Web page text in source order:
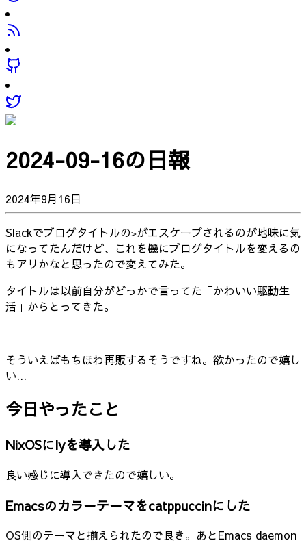
2024-09-16の日報
2024年9月16日
Slackでブログタイトルの>がエスケープされるのが地味に気
になってたんだけど、これを機にブログタイトルを変えるの
もアリかなと思ったので変えてみた。
タイトルは以前自分がどっかで言ってた「かわいい駆動生
活」からとってきた。
そういえばもちほわ再販するそうですね。欲かったので嬉し
い...
今日やったこと
NixOSにlyを導入した
良い感じに導入できたので嬉しい。
Emacsのカラーテーマをcatppuccinにした
OS側のテーマと揃えられたので良き。あとEmacs daemon